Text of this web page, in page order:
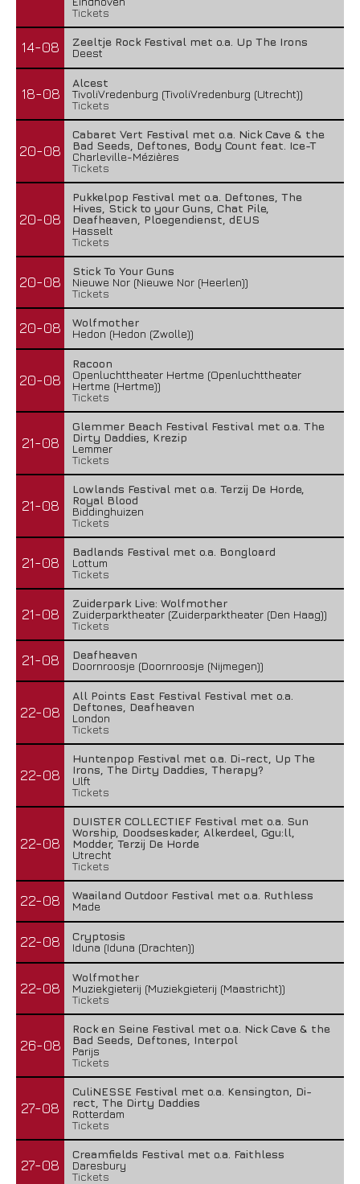
Tickets
14-08
Zeeltje Rock Festival met o.a. Up The Irons
Deest
18-08
Alcest
TivoliVredenburg (TivoliVredenburg (Utrecht))
Tickets
20-08
Cabaret Vert Festival met o.a. Nick Cave & the
Bad Seeds, Deftones, Body Count feat. Ice-T
Charleville-Mézières
Tickets
20-08
Pukkelpop Festival met o.a. Deftones, The
Hives, Stick to your Guns, Chat Pile,
Deafheaven, Ploegendienst, dEUS
Hasselt
Tickets
20-08
Stick To Your Guns
Nieuwe Nor (Nieuwe Nor (Heerlen))
Tickets
20-08
Wolfmother
Hedon (Hedon (Zwolle))
20-08
Racoon
Openluchttheater Hertme (Openluchttheater
Hertme (Hertme))
Tickets
21-08
Glemmer Beach Festival Festival met o.a. The
Dirty Daddies, Krezip
Lemmer
Tickets
21-08
Lowlands Festival met o.a. Terzij De Horde,
Royal Blood
Biddinghuizen
Tickets
21-08
Badlands Festival met o.a. Bongloard
Lottum
Tickets
21-08
Zuiderpark Live: Wolfmother
Zuiderparktheater (Zuiderparktheater (Den Haag))
Tickets
21-08
Deafheaven
Doornroosje (Doornroosje (Nijmegen))
22-08
All Points East Festival Festival met o.a.
Deftones, Deafheaven
London
Tickets
22-08
Huntenpop Festival met o.a. Di-rect, Up The
Irons, The Dirty Daddies, Therapy?
Ulft
Tickets
22-08
DUISTER COLLECTIEF Festival met o.a. Sun
Worship, Doodseskader, Alkerdeel, Ggu:ll,
Modder, Terzij De Horde
Utrecht
Tickets
22-08
Waailand Outdoor Festival met o.a. Ruthless
Made
22-08
Cryptosis
Iduna (Iduna (Drachten))
22-08
Wolfmother
Muziekgieterij (Muziekgieterij (Maastricht))
Tickets
26-08
Rock en Seine Festival met o.a. Nick Cave & the
Bad Seeds, Deftones, Interpol
Parijs
Tickets
27-08
CuliNESSE Festival met o.a. Kensington, Di-
rect, The Dirty Daddies
Rotterdam
Tickets
27-08
Creamfields Festival met o.a. Faithless
Daresbury
Tickets